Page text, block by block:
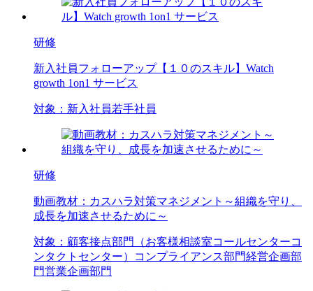
研修
新入社員フォローアップ【１０のスキル】Watch
growth 1on1 サービス
対象： 新入社員若手社員
研修
動画教材：カスハラ対策マネジメント～組織を守り、
成長を加速させるために～
対象： 顧客接点部門（お客様相談室コールセンターコ
ンタクトセンター）
コンプライアンス部門経営企画部
門営業企画部門